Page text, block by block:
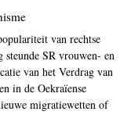
van rechtse
SR vrouwen- en
van het Verdrag van
in de Oekraïense
migratiewetten of